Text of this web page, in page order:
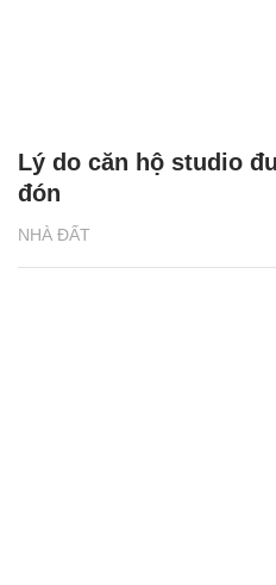
NHÀ ĐẤT
Lý do căn hộ studio
đón